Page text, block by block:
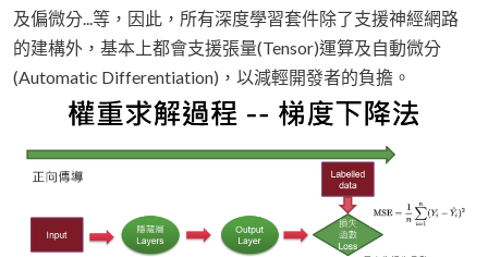
及偏微分...等，因此，所有深度學習套件除了支援神經網路
的建構外，基本上都會支援張量(Tensor)運算及自動微分
(Automatic Differentiation)，以減輕開發者的負擔。